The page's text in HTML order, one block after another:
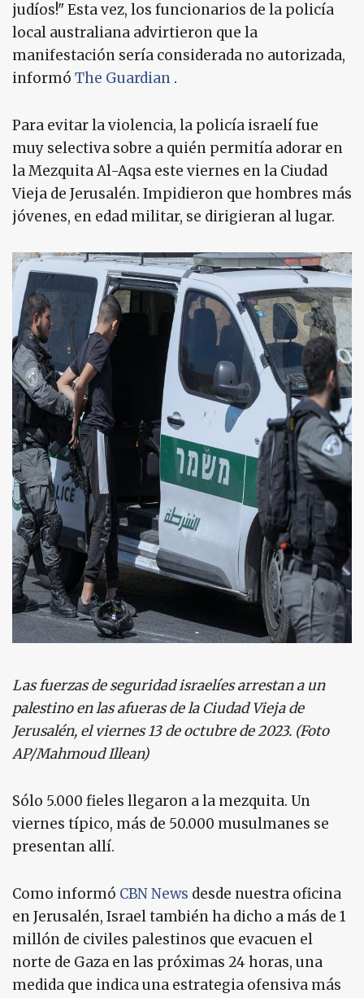
judíos!" Esta vez, los funcionarios de la policía
local australiana advirtieron que la
manifestación sería considerada no autorizada,
informó The Guardian .
Para evitar la violencia, la policía israelí fue
muy selectiva sobre a quién permitía adorar en
la Mezquita Al-Aqsa este viernes en la Ciudad
Vieja de Jerusalén. Impidieron que hombres más
jóvenes, en edad militar, se dirigieran al lugar.
Las fuerzas de seguridad israelíes arrestan a un
palestino en las afueras de la Ciudad Vieja de
Jerusalén, el viernes 13 de octubre de 2023. (Foto
AP/Mahmoud Illean)
Sólo 5.000 fieles llegaron a la mezquita. Un
viernes típico, más de 50.000 musulmanes se
presentan allí.
Como informó CBN News desde nuestra oficina
en Jerusalén, Israel también ha dicho a más de 1
millón de civiles palestinos que evacuen el
norte de Gaza en las próximas 24 horas, una
medida que indica una estrategia ofensiva más